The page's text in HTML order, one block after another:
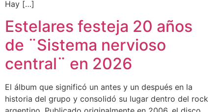
Hay […]
Estelares festeja 20 años
de ¨Sistema nervioso
central¨ en 2026
El álbum que significó un antes y un después en la
historia del grupo y consolidó su lugar dentro del rock